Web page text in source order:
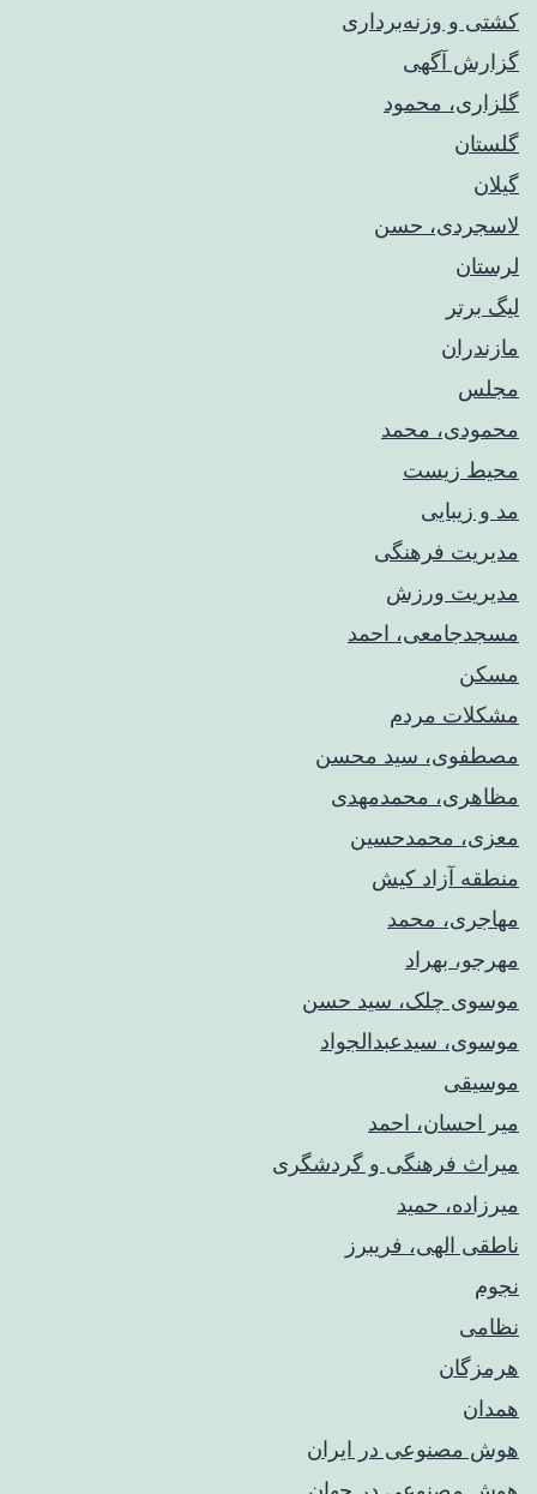
کشتی و وزنه‌برداری
گزارش آگهی
گلزاری، محمود
گلستان
گیلان
لاسجردی، حسن
لرستان
لیگ برتر
مازندران
مجلس
محمودی، محمد
محیط زیست
مد و زیبایی
مدیریت فرهنگی
مدیریت ورزش
مسجدجامعی، احمد
مسکن
مشکلات مردم
مصطفوی، سید محسن
مظاهری، محمدمهدی
معزی، محمدحسین
منطقه آزاد کیش
مهاجری، محمد
مهرجو، بهراد
موسوی چلک، سید حسن
موسوی، سیدعبدالجواد
موسیقی
میر احسان، احمد
میراث فرهنگی و گردشگری
میرزاده، حمید
ناطقی الهی، فریبرز
نجوم
نظامی
هرمزگان
همدان
هوش مصنوعی در ایران